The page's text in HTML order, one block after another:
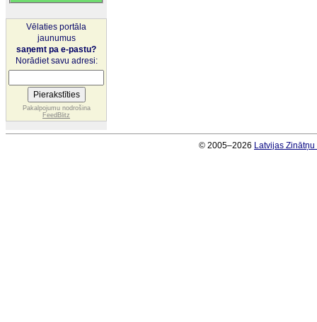
Vēlaties portāla
jaunumus
saņemt pa e-pastu?
Norādiet savu adresi:
Pakalpojumu nodrošina
FeedBlitz
© 2005–2026 Latvijas